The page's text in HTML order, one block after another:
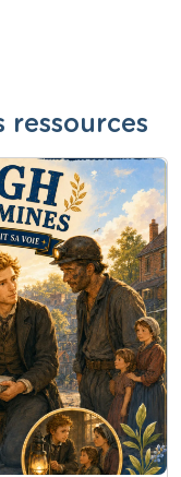
ressources